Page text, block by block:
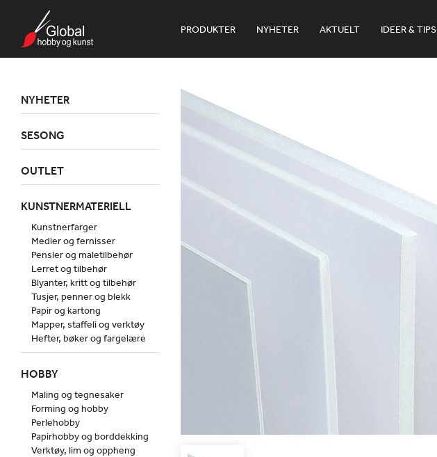
PRODUKTER NYHETER AKTUELT IDEER & TIPS
NYHETER
SESONG
OUTLET
KUNSTNERMATERIELL
Kunstnerfarger
Medier og fernisser
Pensler og maletilbehør
Lerret og tilbehør
Blyanter, kritt og tilbehør
Tusjer, penner og blekk
Papir og kartong
Mapper, staffeli og verktøy
Hefter, bøker og fargelære
HOBBY
Maling og tegnesaker
Forming og hobby
Perlehobby
Papirhobby og borddekking
Verktøy, lim og oppheng